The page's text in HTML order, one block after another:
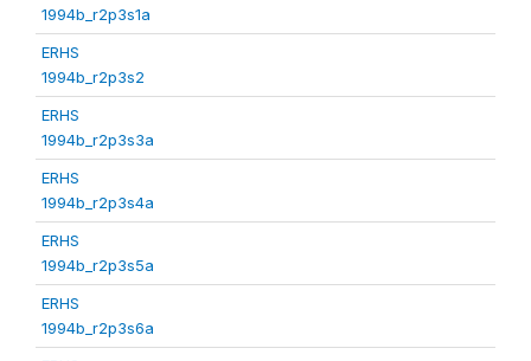
1994b_r2p3s1a
ERHS
1994b_r2p3s2
ERHS
1994b_r2p3s3a
ERHS
1994b_r2p3s4a
ERHS
1994b_r2p3s5a
ERHS
1994b_r2p3s6a